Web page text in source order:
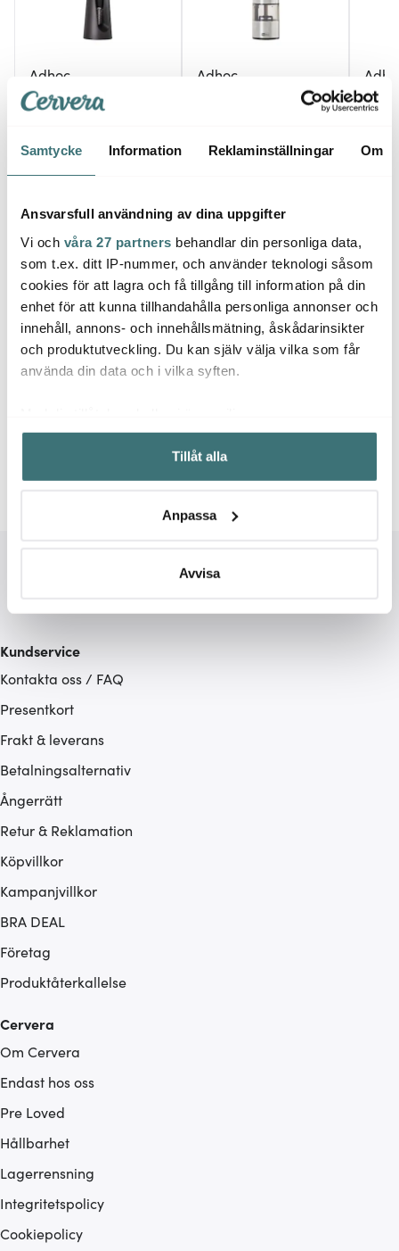
Samtycke Information Reklaminställningar Om
Ansvarsfull användning av dina uppgifter
Vi och våra 27 partners behandlar din personliga data,
som t.ex. ditt IP-nummer, och använder teknologi såsom
cookies för att lagra och få tillgång till information på din
enhet för att kunna tillhandahålla personliga annonser och
innehåll, annons- och innehållsmätning, åskådarinsikter
och produktutveckling. Du kan själv välja vilka som får
använda din data och i vilka syften.
Samla in information om din geografiska plats som
kan ha en noggrannhet på upp till flera meter
Identifiera din enhet genom att aktivt skanna den för
Ta reda på mer om hur dina personliga uppgifter
Du kan ändra eller dra tillbaka ditt samtycke när som
ska anpassas efter det som vi tror att du tycker om. Det
gör också att vi kan analysera vår trafik och göra
som du vill dela med dig av.
Tillåt alla
Anpassa
Avvisa
Adhoc
Vinluftare med hällpip
5x17,5 cm Svart
351 kr 469 kr
Adhoc
kryddkvarn 17 cm stål
450 kr 899 kr
13
276
Låt dig inspireras av våra kunder
Kundservice
Kontakta oss / FAQ
Presentkort
Frakt & leverans
Betalningsalternativ
Ångerrätt
Retur & Reklamation
Köpvillkor
Kampanjvillkor
BRA DEAL
Företag
Produktåterkallelse
Cervera
Om Cervera
Endast hos oss
Pre Loved
Hållbarhet
Lagerrensning
Integritetspolicy
Cookiepolicy